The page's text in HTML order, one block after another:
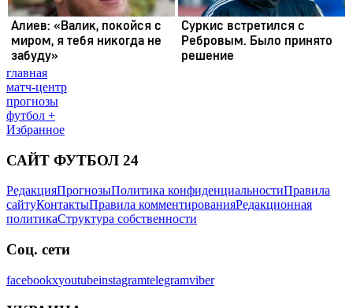
главная
матч-центр
прогнозы
футбол +
Избранное
САЙТ ФУТБОЛ 24
РедакцияПрогнозыПолитика конфиденциальностиПравила
сайтуКонтактыПравила комментированияРедакционная
политикаСтруктура собственности
Соц. сети
facebookxyoutubeinstagramtelegramviber